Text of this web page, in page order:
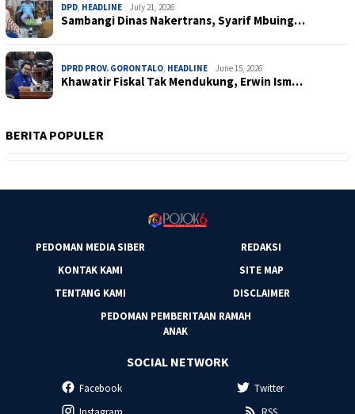
DPD HEADLINE July 21, 2026
Sambangi Dinas Nakertrans, Syarif Mbuing…
DPRD PROV. GORONTALO HEADLINE June 15, 2026
Khawatir Fiskal Tak Mendukung, Erwin Ism…
BERITA POPULER
PEDOMAN MEDIA SIBER
REDAKSI
KONTAK KAMI
SITE MAP
TENTANG KAMI
DISCLAIMER
PEDOMAN PEMBERITAAN RAMAH
ANAK
SOCIAL NETWORK
Facebook
Twitter